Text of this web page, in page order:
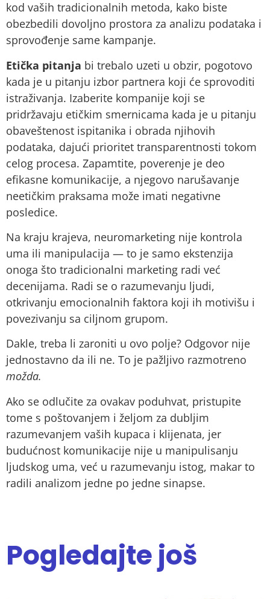
kod vaših tradicionalnih metoda, kako biste
obezbedili dovoljno prostora za analizu podataka i
sprovođenje same kampanje.
Etička pitanja bi trebalo uzeti u obzir, pogotovo
kada je u pitanju izbor partnera koji će sprovoditi
istraživanja. Izaberite kompanije koji se
pridržavaju etičkim smernicama kada je u pitanju
obaveštenost ispitanika i obrada njihovih
podataka, dajući prioritet transparentnosti tokom
celog procesa. Zapamtite, poverenje je deo
efikasne komunikacije, a njegovo narušavanje
neetičkim praksama može imati negativne
posledice.
Na kraju krajeva, neuromarketing nije kontrola
uma ili manipulacija — to je samo ekstenzija
onoga što tradicionalni marketing radi već
decenijama. Radi se o razumevanju ljudi,
otkrivanju emocionalnih faktora koji ih motivišu i
povezivanju sa ciljnom grupom.
Dakle, treba li zaroniti u ovo polje? Odgovor nije
jednostavno da ili ne. To je pažljivo razmotreno
možda.
Ako se odlučite za ovakav poduhvat, pristupite
tome s poštovanjem i željom za dubljim
razumevanjem vaših kupaca i klijenata, jer
budućnost komunikacije nije u manipulisanju
ljudskog uma, već u razumevanju istog, makar to
radili analizom jedne po jedne sinapse.
Pogledajte još